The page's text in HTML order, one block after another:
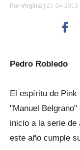
Por Virginia | 21-04-2013
Pedro Robledo
El espíritu de Pink
"Manuel
inicio a la serie
este año cumple